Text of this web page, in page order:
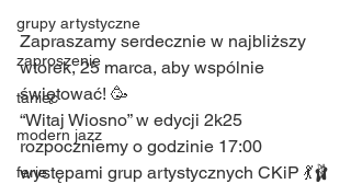
grupy artystyczne
zaproszenie
taniec
modern jazz
ferie
Zapraszamy serdecznie w najbliższy
wtorek, 25 marca, aby wspólnie
świętować! 🥳
“Witaj Wiosno” w edycji 2k25
rozpoczniemy o godzinie 17:00
występami grup artystycznych CKiP 💃🩰